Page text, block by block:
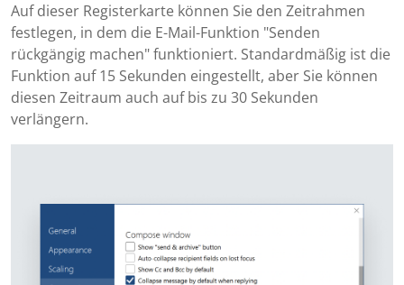
Auf dieser Registerkarte können Sie den Zeitrahmen
festlegen, in dem die E-Mail-Funktion "Senden
rückgängig machen" funktioniert. Standardmäßig ist die
Funktion auf 15 Sekunden eingestellt, aber Sie können
diesen Zeitraum auch auf bis zu 30 Sekunden
verlängern.